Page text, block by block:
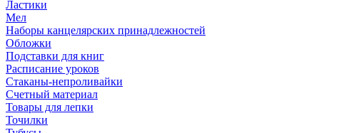
Ластики
Мел
Наборы канцелярских принадлежностей
Обложки
Подставки для книг
Расписание уроков
Стаканы-непроливайки
Счетный материал
Товары для лепки
Точилки